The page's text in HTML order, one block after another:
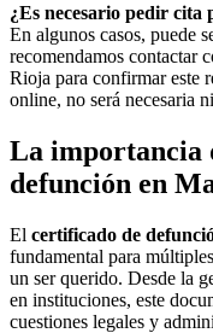
¿Es necesario pedir cita
En algunos casos, puede
recomendamos contactar
Rioja para confirmar este
online, no será necesaria
La importancia
defunción en
El certificado de
fundamental para
un ser querido. Desde la
en instituciones, este
cuestiones legales y